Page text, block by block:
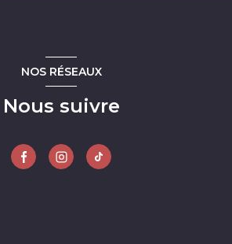
NOS RÉSEAUX
Nous suivre